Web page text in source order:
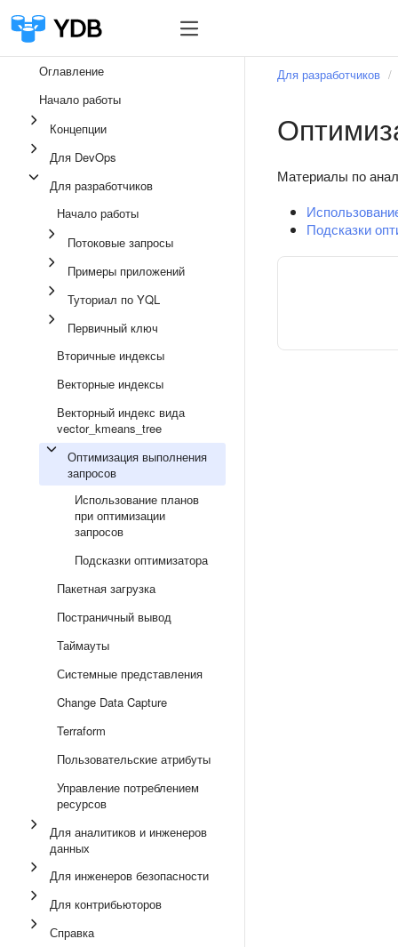
Оглавление
Начало работы
Концепции
Для DevOps
Для разработчиков
Начало работы
Потоковые запросы
Примеры приложений
Туториал по YQL
Первичный ключ
Вторичные индексы
Векторные индексы
Векторный индекс вида
vector_kmeans_tree
Оптимизация выполнения
запросов
Использование планов
при оптимизации
запросов
Подсказки оптимизатора
Пакетная загрузка
Постраничный вывод
Таймауты
Системные представления
Change Data Capture
Terraform
Пользовательские атрибуты
Управление потреблением
ресурсов
Для аналитиков и инженеров
данных
Для инженеров безопасности
Для контрибьюторов
Справка
Для разработчиков
Материалы по
Подсказки